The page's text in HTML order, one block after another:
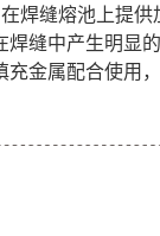
焊缝熔池上提
焊缝中产生明显
金属配合使用